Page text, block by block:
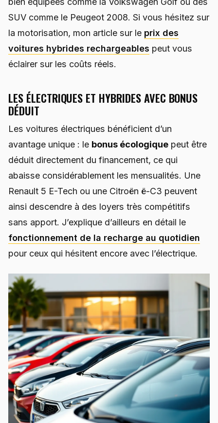
SUV comme le Peugeot 2008. Si vous hésitez sur
la motorisation, mon article sur le prix des
voitures hybrides rechargeables peut vous
éclairer sur les coûts réels.
LES ÉLECTRIQUES ET HYBRIDES AVEC BONUS
DÉDUIT
Les voitures électriques bénéficient d’un
avantage unique : le bonus écologique peut être
déduit directement du financement, ce qui
abaisse considérablement les mensualités. Une
Renault 5 E-Tech ou une Citroën ë-C3 peuvent
ainsi descendre à des loyers très compétitifs
sans apport. J’explique d’ailleurs en détail le
fonctionnement de la recharge au quotidien
pour ceux qui hésitent encore avec l’électrique.